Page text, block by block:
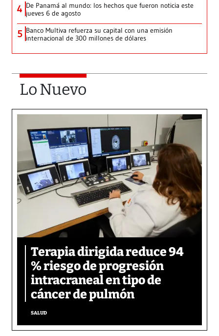
4 De Panamá al mundo: los hechos que fueron noticia este
jueves 6 de agosto
5 Banco Multiva refuerza su capital con una emisión
internacional de 300 millones de dólares
Lo Nuevo
Terapia dirigida reduce 94
% riesgo de progresión
intracraneal en tipo de
cáncer de pulmón
SALUD